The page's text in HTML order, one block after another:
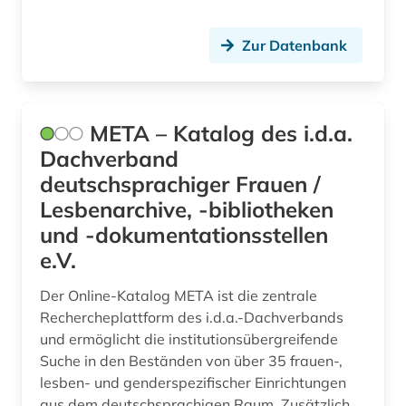
Zur Datenbank
META – Katalog des i.d.a.
Dachverband
deutschsprachiger Frauen /
Lesbenarchive, -bibliotheken
und -dokumentationsstellen
e.V.
Der Online-Katalog META ist die zentrale
Rechercheplattform des i.d.a.-Dachverbands
und ermöglicht die institutionsübergreifende
Suche in den Beständen von über 35 frauen-,
lesben- und genderspezifischer Einrichtungen